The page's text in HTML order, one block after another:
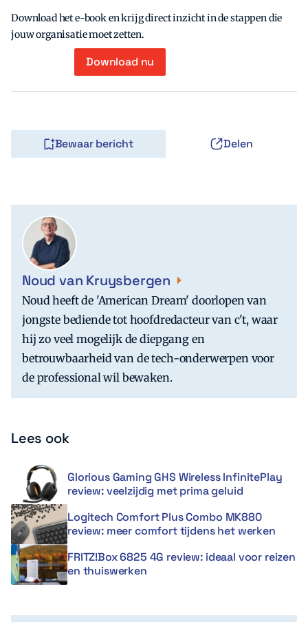
Download het e-book en krijg direct inzicht in de stappen die
jouw organisatie moet zetten.
Download nu
Bewaar bericht Delen
Noud van Kruysbergen
Noud heeft de 'American Dream' doorlopen van
jongste bediende tot hoofdredacteur van c't, waar
hij zo veel mogelijk de diepgang en
betrouwbaarheid van de tech-onderwerpen voor
de professional wil bewaken.
Lees ook
Glorious Gaming GHS Wireless InfinitePlay
review: veelzijdig met prima geluid
Logitech Comfort Plus Combo MK880
review: meer comfort tijdens het werken
FRITZ!Box 6825 4G review: ideaal voor reizen
en thuiswerken